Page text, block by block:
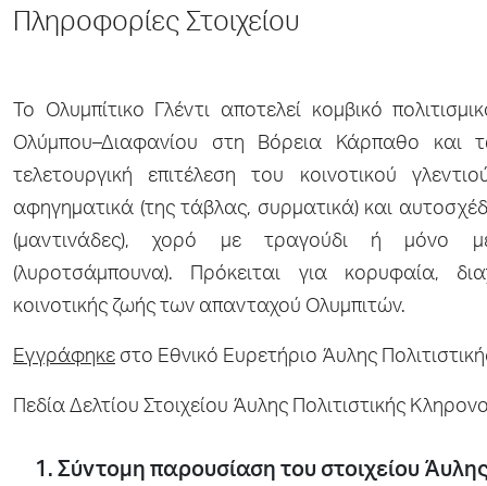
Πληροφορίες Στοιχείου
Το Ολυμπίτικο Γλέντι αποτελεί κομβικό
Ολύμπου–Διαφανίου στη Βόρεια Κάρπαθο και
τελετουργική επιτέλεση του κοινοτικού
αφηγηματικά (της τάβλας, συρματικά) και
(μαντινάδες), χορό με τραγούδι ή μόνο
(λυροτσάμπουνα). Πρόκειται για κορυφαία,
κοινοτικής ζωής των απανταχού Ολυμπιτών.
Εγγράφηκε στο Εθνικό Ευρετήριο Άυλης
Πεδία Δελτίου Στοιχείου Άυλης Πολιτιστικής
1. Σύντομη παρουσίαση του στοιχείου Άυλης